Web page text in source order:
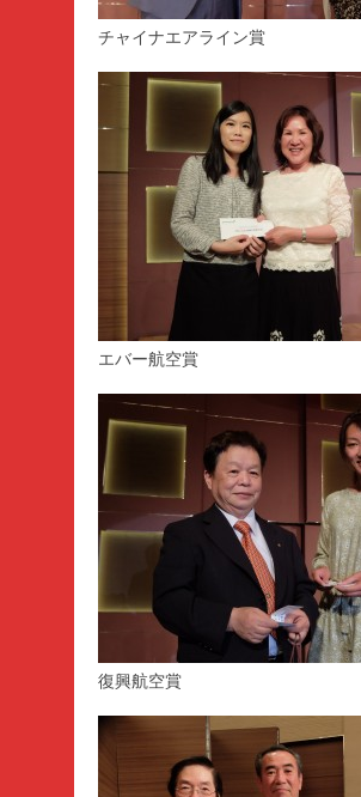
チャイナエアライン賞
エバー航空賞
復興航空賞